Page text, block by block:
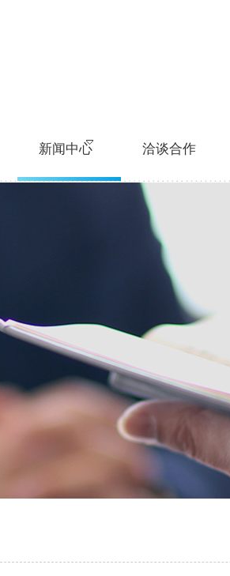
新闻中心 洽谈合作